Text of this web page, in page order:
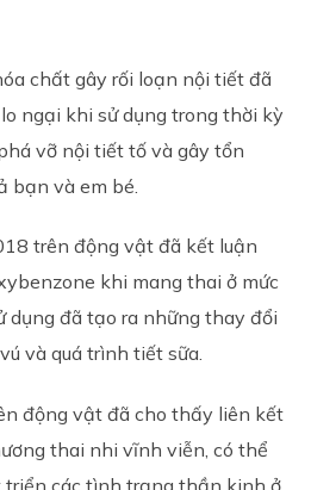
chất gây rối loạn nội tiết đã
ngại khi sử dụng trong thời kỳ
vỡ nội tiết tố và gây tổn
bạn và em bé.
trên động vật đã kết luận
khi mang thai ở mức
dụng đã tạo ra những thay đổi
và quá trình tiết sữa.
động vật đã cho thấy liên kết
thai nhi vĩnh viễn, có thể